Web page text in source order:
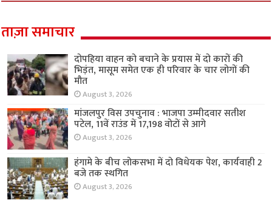
ताज़ा समाचार
दोपहिया वाहन को बचाने के प्रयास में दो कारों की
भिड़ंत, मासूम समेत एक ही परिवार के चार लोगों की
मौत
August 3, 2026
मांजलपुर विस उपचुनाव : भाजपा उम्मीदवार सतीश
पटेल, 11वें राउंड में 17,198 वोटों से आगे
August 3, 2026
हंगामे के बीच लोकसभा में दो विधेयक पेश, कार्यवाही 2
बजे तक स्थगित
August 3, 2026